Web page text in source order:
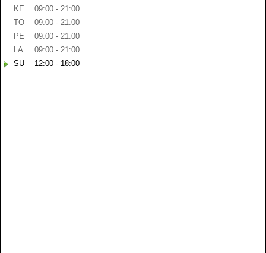
KE
09:00 - 21:00
TO
09:00 - 21:00
PE
09:00 - 21:00
LA
09:00 - 21:00
SU
12:00 - 18:00